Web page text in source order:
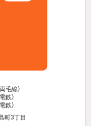
毛線）
鉄）
鉄）
町3丁目